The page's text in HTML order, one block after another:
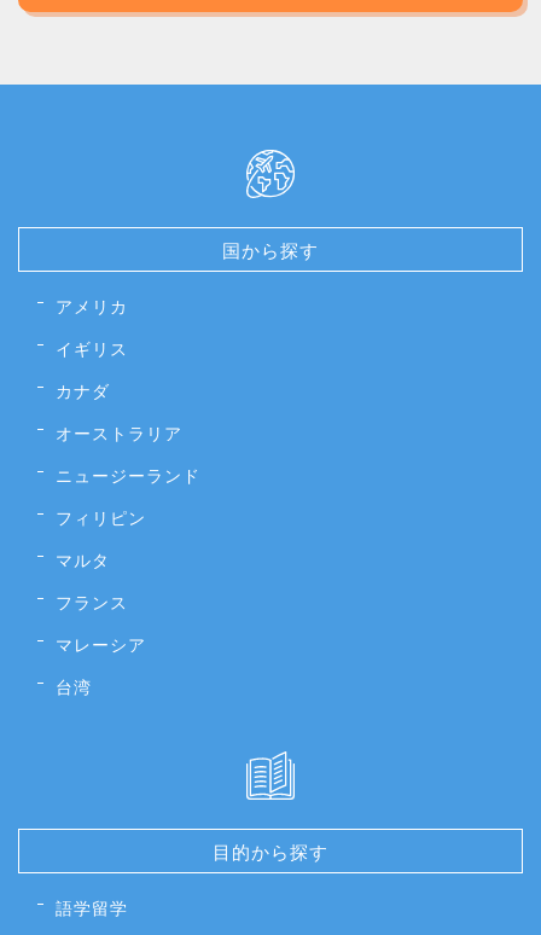
国から探す
アメリカ
イギリス
カナダ
オーストラリア
ニュージーランド
フィリピン
マルタ
フランス
マレーシア
台湾
目的から探す
語学留学